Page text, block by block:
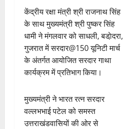
केंद्रीय रक्षा मंत्री श्री राजनाथ सिंह
के साथ मुख्यमंत्री श्री पुष्कर सिंह
धामी ने मंगलवार को साधली, बडा़ेदरा,
गुजरात में सरदार@150 यूनिटी मार्च
के अंतर्गत आयोजित सरदार गाथा
कार्यक्रम में प्रतिभाग किया।
मुख्यमंत्री ने भारत रत्न सरदार
वल्लभभाई पटेल को समस्त
उत्तराखंडवासियों की ओर से